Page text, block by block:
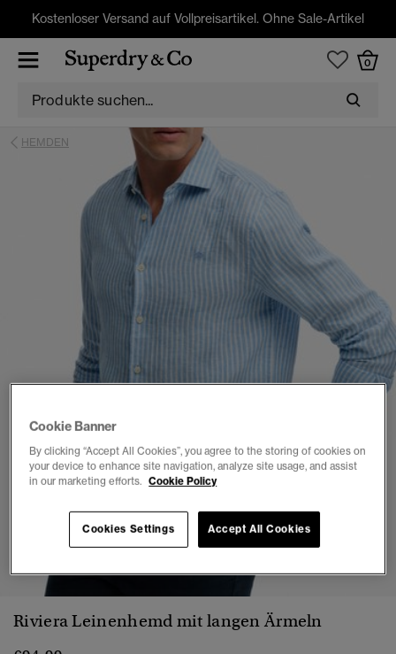
Kostenloser Versand auf Vollpreisartikel. Ohne Sale-Artikel
0
HEMDEN
1 2 3 4 5 6 7
Riviera Leinenhemd mit langen Ärmeln
Cookie Banner
By clicking “Accept All Cookies”, you agree to the storing of cookies on
your device to enhance site navigation, analyze site usage, and assist
in our marketing efforts. Cookie Policy
Accept All Cookies
Cookies Settings